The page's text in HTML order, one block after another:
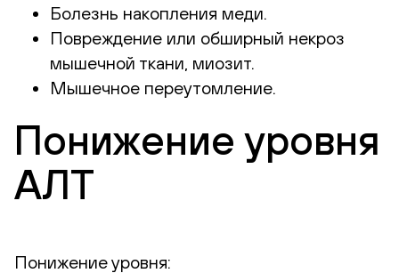
Болезнь накопления меди.
Повреждение или обширный некроз
мышечной ткани, миозит.
Мышечное переутомление.
Понижение уровня
АЛТ
Понижение уровня: